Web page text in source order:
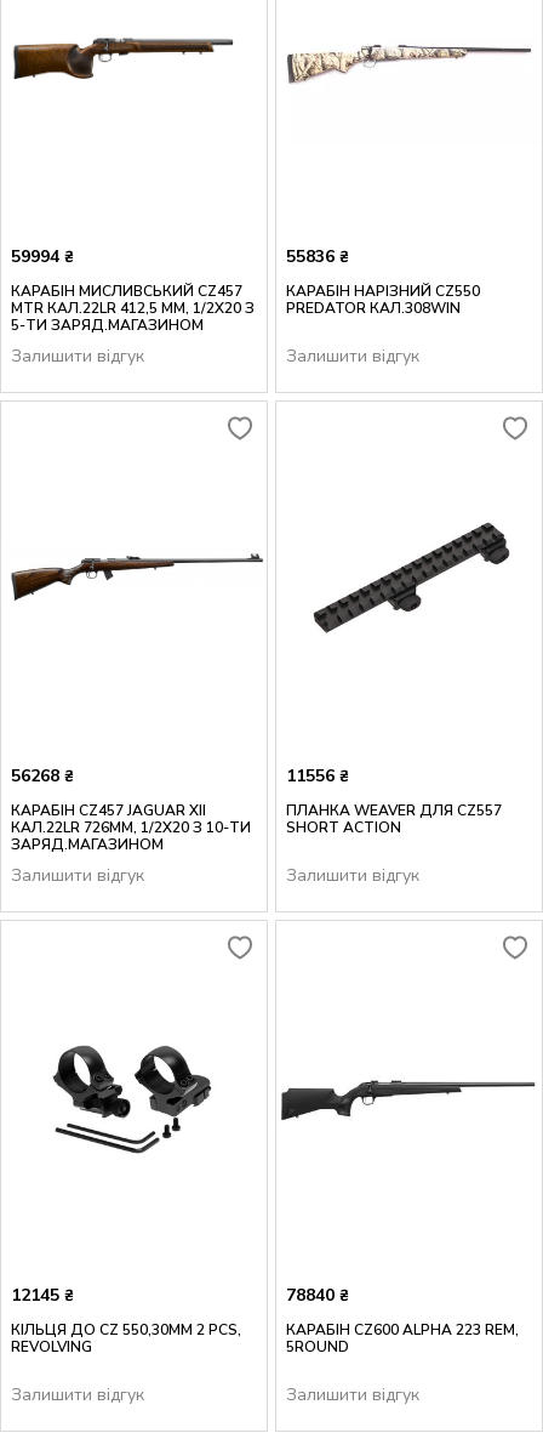
59994 ₴
КАРАБІН МИСЛИВСЬКИЙ CZ457
MTR КАЛ.22LR 412,5 ММ, 1/2X20 З
5-ТИ ЗАРЯД.МАГАЗИНОМ
Залишити відгук
55836 ₴
КАРАБІН НАРІЗНИЙ CZ550
PREDATOR КАЛ.308WIN
Залишити відгук
56268 ₴
КАРАБІН CZ457 JAGUAR XII
КАЛ.22LR 726ММ, 1/2X20 З 10-ТИ
ЗАРЯД.МАГАЗИНОМ
Залишити відгук
11556 ₴
ПЛАНКА WEAVER ДЛЯ CZ557
SHORT ACTION
Залишити відгук
12145 ₴
КІЛЬЦЯ ДО CZ 550,30MM 2 PCS,
REVOLVING
Залишити відгук
78840 ₴
КАРАБІН CZ600 ALPHA 223 REM,
5ROUND
Залишити відгук